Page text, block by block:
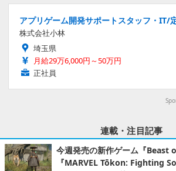
アプリゲーム開発サポートスタッフ・IT/
株式会社小林
埼玉県
月給29万6,000円～50万円
正社員
連載・注目記事
今週発売の新作ゲーム『Beast
『MARVEL Tōkon: Fighting